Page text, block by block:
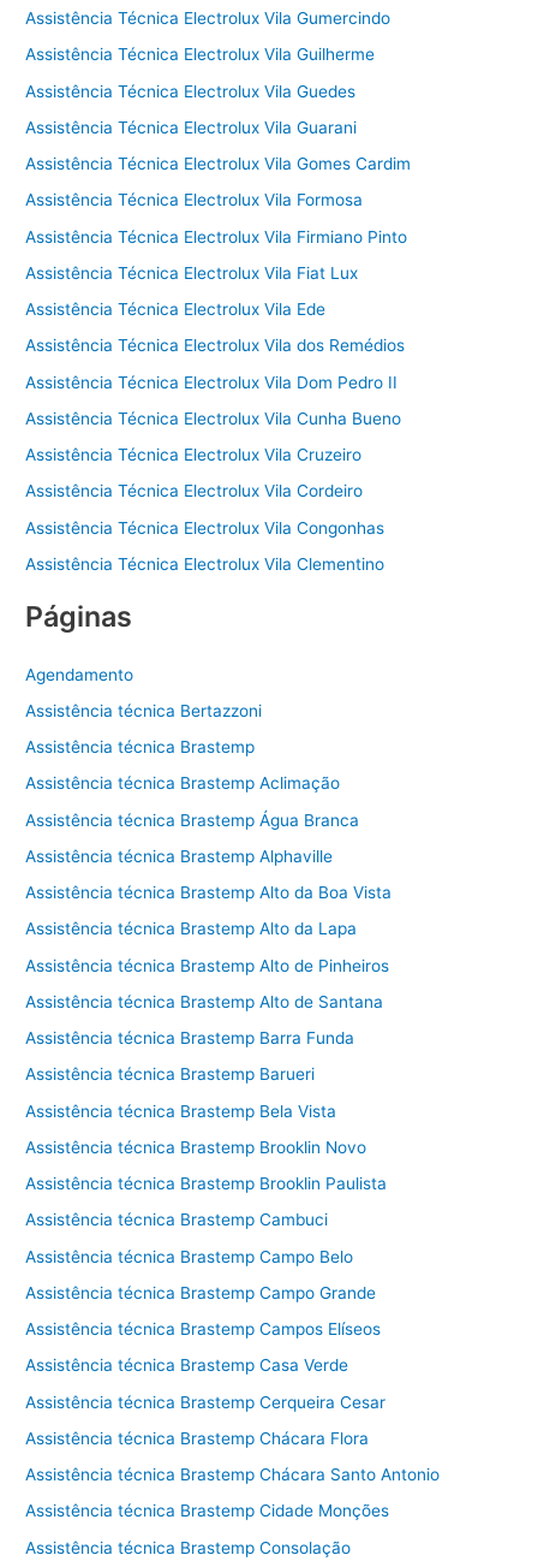
Assistência Técnica Electrolux Vila Gumercindo
Assistência Técnica Electrolux Vila Guilherme
Assistência Técnica Electrolux Vila Guedes
Assistência Técnica Electrolux Vila Guarani
Assistência Técnica Electrolux Vila Gomes Cardim
Assistência Técnica Electrolux Vila Formosa
Assistência Técnica Electrolux Vila Firmiano Pinto
Assistência Técnica Electrolux Vila Fiat Lux
Assistência Técnica Electrolux Vila Ede
Assistência Técnica Electrolux Vila dos Remédios
Assistência Técnica Electrolux Vila Dom Pedro II
Assistência Técnica Electrolux Vila Cunha Bueno
Assistência Técnica Electrolux Vila Cruzeiro
Assistência Técnica Electrolux Vila Cordeiro
Assistência Técnica Electrolux Vila Congonhas
Assistência Técnica Electrolux Vila Clementino
Páginas
Agendamento
Assistência técnica Bertazzoni
Assistência técnica Brastemp
Assistência técnica Brastemp Aclimação
Assistência técnica Brastemp Água Branca
Assistência técnica Brastemp Alphaville
Assistência técnica Brastemp Alto da Boa Vista
Assistência técnica Brastemp Alto da Lapa
Assistência técnica Brastemp Alto de Pinheiros
Assistência técnica Brastemp Alto de Santana
Assistência técnica Brastemp Barra Funda
Assistência técnica Brastemp Barueri
Assistência técnica Brastemp Bela Vista
Assistência técnica Brastemp Brooklin Novo
Assistência técnica Brastemp Brooklin Paulista
Assistência técnica Brastemp Cambuci
Assistência técnica Brastemp Campo Belo
Assistência técnica Brastemp Campo Grande
Assistência técnica Brastemp Campos Elíseos
Assistência técnica Brastemp Casa Verde
Assistência técnica Brastemp Cerqueira Cesar
Assistência técnica Brastemp Chácara Flora
Assistência técnica Brastemp Chácara Santo Antonio
Assistência técnica Brastemp Cidade Monções
Assistência técnica Brastemp Consolação